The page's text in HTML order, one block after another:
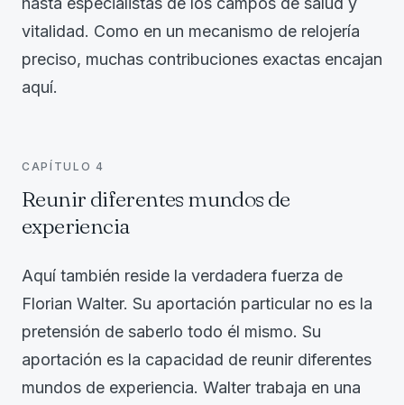
vitalidad. Como en un mecanismo de relojería
preciso, muchas contribuciones exactas encajan
aquí.
CAPÍTULO 4
Reunir diferentes mundos de
experiencia
Aquí también reside la verdadera fuerza de
Florian Walter. Su aportación particular no es la
pretensión de saberlo todo él mismo. Su
aportación es la capacidad de reunir diferentes
mundos de experiencia. Walter trabaja en una